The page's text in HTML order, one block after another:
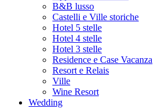
B&B lusso
Castelli e Ville storiche
Hotel 5 stelle
Hotel 4 stelle
Hotel 3 stelle
Residence e Case Vacanza
Resort e Relais
Ville
Wine Resort
Wedding